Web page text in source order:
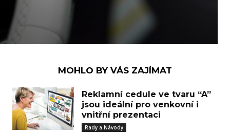
MOHLO BY VÁS ZAJÍMAT
Reklamní cedule ve tvaru “A”
jsou ideální pro venkovní i
vnitřní prezentaci
Rady a Návody